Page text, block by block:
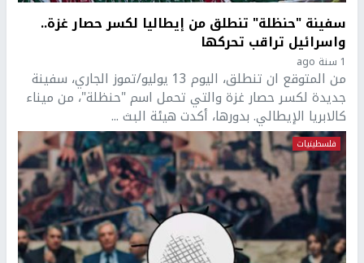
سفينة "حنظلة" تنطلق من إيطاليا لكسر حصار غزة..
واسرائيل تراقب تحركها
1 سنة ago
من المتوقع ان تنطلق، اليوم 13 يوليو/تموز الجاري، سفينة
جديدة لكسر حصار غزة والتي تحمل اسم "حنظلة"، من ميناء
كالابريا الإيطالي. بدورها، أكدت هيئة البث ...
فلسطينيات